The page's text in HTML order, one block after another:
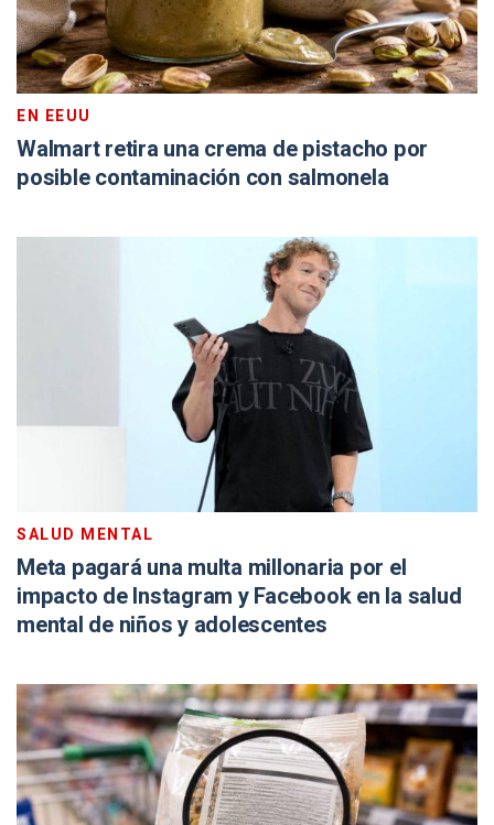
EN EEUU
Walmart retira una crema de pistacho por
posible contaminación con salmonela
SALUD MENTAL
Meta pagará una multa millonaria por el
impacto de Instagram y Facebook en la salud
mental de niños y adolescentes